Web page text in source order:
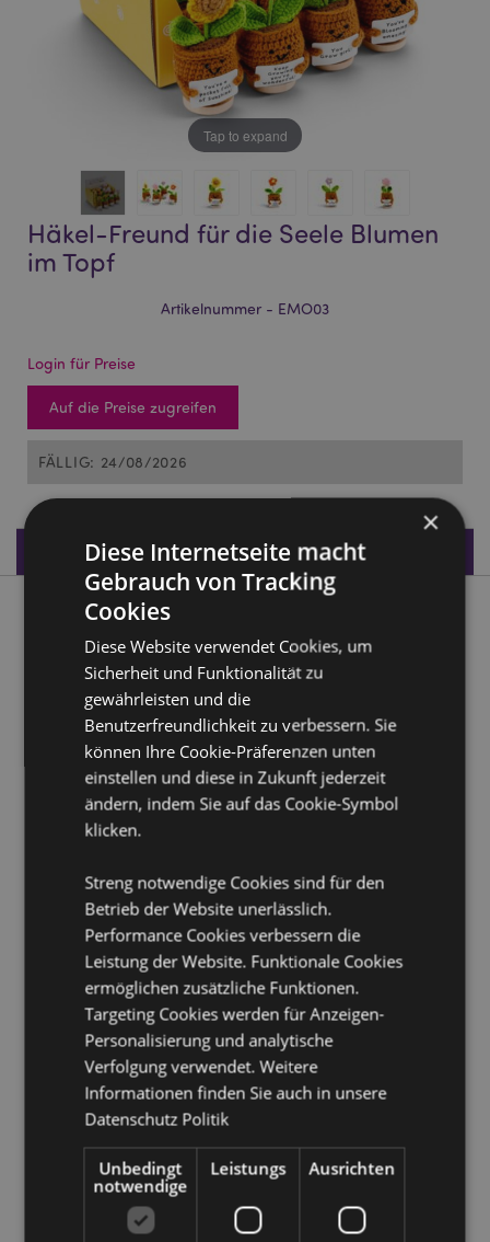
Tap to expand
Häkel-Freund für die Seele Blumen
im Topf
Artikelnummer - EMO03
Login für Preise
Auf die Preise zugreifen
FÄLLIG: 24/08/2026
Produktdaten
Produktbeschreibung
Häkel-Freund für die Seele Blumen im Topf
Material:100% Polyester, Karton
CE/UKCA Kennzeichnung:
Nicht geeignet für:0 - 3 Jahren
Produkttressourcen:
erfahren?Dann lesen Sie unserenLeitfaden für
Kundeninformationen.
Produktattribute
Information
Höhe 11 - 13cm Breite 5cm Tiefe 5.5cm
5056848210410
48
0.059000
Keine
Keine
Keine
Emotionale Unterstützungskameraden
×
Diese Internetseite macht
Gebrauch von Tracking
Cookies
Diese Website verwendet Cookies, um
Sicherheit und Funktionalität zu
gewährleisten und die
Benutzerfreundlichkeit zu verbessern. Sie
können Ihre Cookie-Präferenzen unten
einstellen und diese in Zukunft jederzeit
ändern, indem Sie auf das Cookie-Symbol
klicken.
Streng notwendige Cookies sind für den
Betrieb der Website unerlässlich.
Performance Cookies verbessern die
Leistung der Website. Funktionale Cookies
ermöglichen zusätzliche Funktionen.
Targeting Cookies werden für Anzeigen-
Personalisierung und analytische
Verfolgung verwendet. Weitere
Informationen finden Sie auch in unsere
Datenschutz Politik
Unbedingt
notwendige
Leistungs Ausrichten